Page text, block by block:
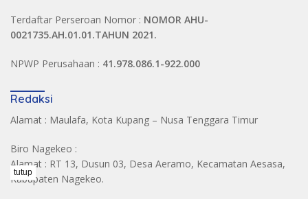
Terdaftar Perseroan Nomor : NOMOR AHU-
0021735.AH.01.01.TAHUN 2021.
NPWP Perusahaan : 41.978.086.1-922.000
Redaksi
Alamat : Maulafa, Kota Kupang – Nusa Tenggara Timur
Biro Nagekeo :
Alamat : RT 13, Dusun 03, Desa Aeramo, Kecamatan Aesasa,
Kabupaten Nagekeo.
tutup